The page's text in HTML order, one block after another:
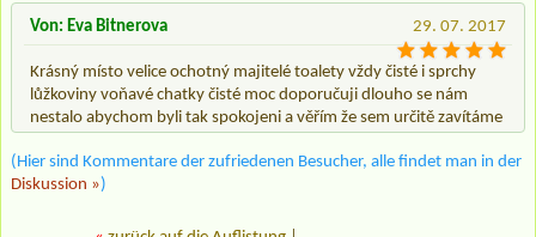
29. 07. 2017
Von: Eva Bitnerova
Krásný místo velice ochotný majitelé toalety vždy čisté i sprchy
lůžkoviny voňavé chatky čisté moc doporučuji dlouho se nám
nestalo abychom byli tak spokojeni a věřím že sem určitě zavítáme
(Hier sind Kommentare der zufriedenen Besucher, alle findet man in der
Diskussion »)